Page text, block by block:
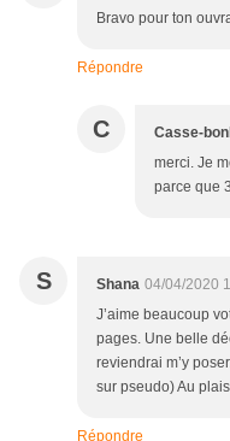
Bravo pour ton
Répondre
C Casse-
merci. Je
parce que
S Shana 04/04/2020
J’aime beaucoup
pages. Une belle
reviendrai m’y
sur pseudo) Au
Répondre